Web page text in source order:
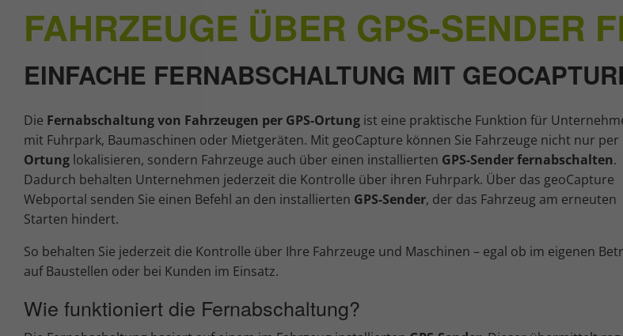
FAHRZEUGE ÜBER GPS-SENDER
EINFACHE FERNABSCHALTUNG MIT
Die Fernabschaltung von Fahrzeugen per GPS-Ortung ist eine praktische Funktion für
mit Fuhrpark, Baumaschinen oder Mietgeräten. Mit geoCapture können Sie Fahrzeuge nicht nur per
Ortung lokalisieren, sondern Fahrzeuge auch über einen installierten GPS-Sender fernabschalten.
Dadurch behalten Unternehmen jederzeit die Kontrolle über ihren Fuhrpark. Über das geoCapture
Webportal senden Sie einen Befehl an den installierten GPS-Sender, der das Fahrzeug am erneuten
Starten hindert.
So behalten Sie jederzeit die Kontrolle über Ihre Fahrzeuge und Maschinen – egal ob im eigenen
auf Baustellen oder bei Kunden im Einsatz.
Wie funktioniert die Fernabschaltung?